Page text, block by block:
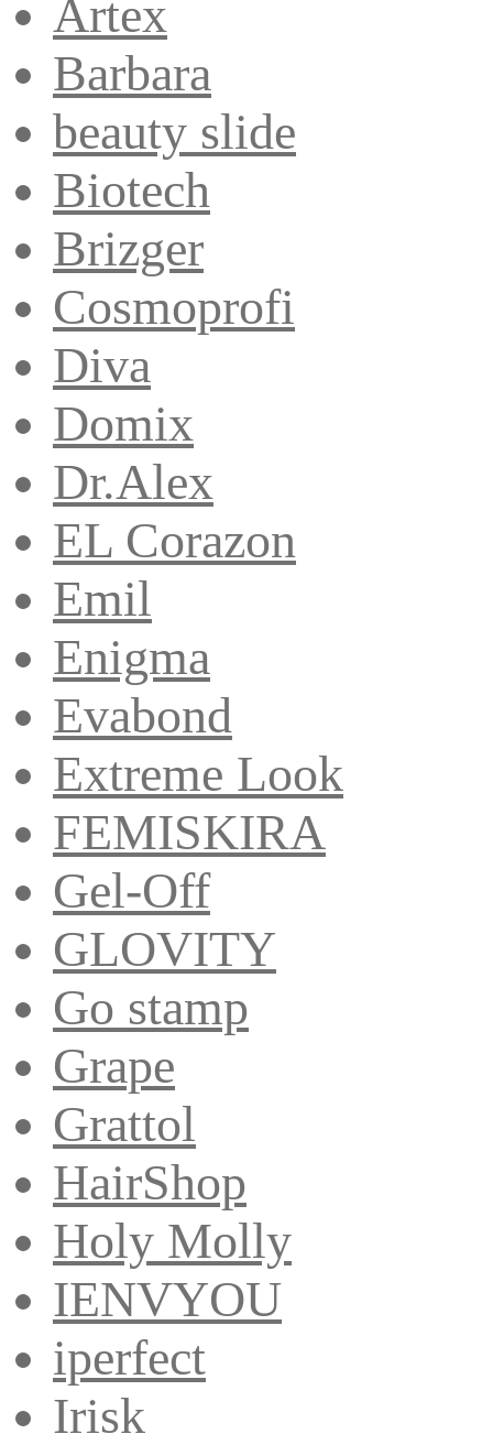
Artex
Barbara
beauty slide
Biotech
Brizger
Cosmoprofi
Diva
Domix
Dr.Alex
EL Corazon
Emil
Enigma
Evabond
Extreme Look
FEMISKIRA
Gel-Off
GLOVITY
Go stamp
Grape
Grattol
HairShop
Holy Molly
IENVYOU
iperfect
Irisk